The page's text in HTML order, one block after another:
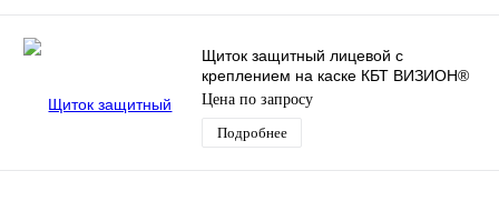
Щиток защитный лицевой с
креплением на каске КБТ ВИЗИОН®
TITAN
Цена по запросу
Подробнее